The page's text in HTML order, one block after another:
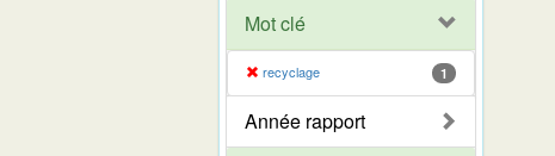
Mot clé
recyclage 1
Année rapport